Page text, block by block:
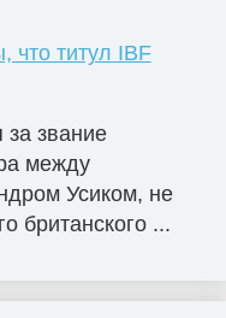
что титул IBF
за звание
между
Усиком, не
британского ...